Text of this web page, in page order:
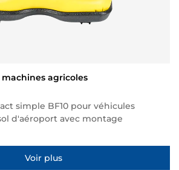
machines agricoles
simple BF10 pour véhicules
d'aéroport avec montage
Voir plus